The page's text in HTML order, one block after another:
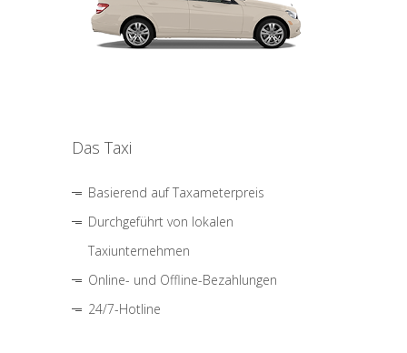
Das Taxi
Basierend auf Taxameterpreis
Durchgeführt von lokalen
Taxiunternehmen
Online- und Offline-Bezahlungen
24/7-Hotline